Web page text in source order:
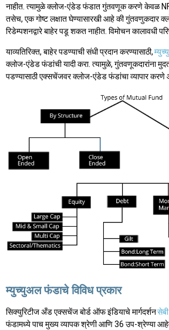
नाहीत. त्यामुळे क्लोज-एंडेड फंडात गुंतवणूक करणे केवळ
तसेच, एक गोष्ट लक्षात घेण्यासारखी आहे की गुंतवणुकदार
रिडेम्पशनद्वारे बाहेर पडू शकत नाहीत. विमोचन कालावधी
याव्यतिरिक्त, बाहेर पडण्याची संधी प्रदान करण्यासाठी,
क्लोज-एंडेड फंडांची यादी करा. त्यामुळे, गुंतवणूकदारांना
पडण्यासाठी एक्सचेंजवर क्लोज-एंडेड फंडांचा व्यापार
म्युच्युअल फंडाचे विविध प्रकार
सिक्युरिटीज अँड एक्सचेंज बोर्ड ऑफ इंडियाचे मार्गदर्शनसेबी
फंडामध्ये पाच मुख्य व्यापक श्रेणी आणि 36 उप-श्रेण्या